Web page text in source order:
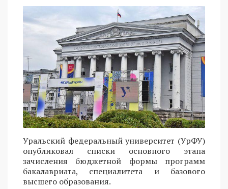
Уральский федеральный университет (УрФУ)
опубликовал списки основного этапа
зачисления бюджетной формы программ
бакалавриата, специалитета и базового
высшего образования.